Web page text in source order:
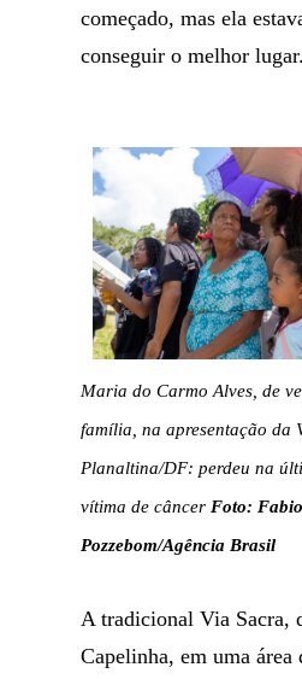
começado, mas ela
conseguir o melhor lugar.
Maria do Carmo Alves, de
família, na apresentação da
Planaltina/DF: perdeu na
vítima de câncer Foto:
Pozzebom/Agência Brasil
A tradicional Via Sacra,
Capelinha, em uma área